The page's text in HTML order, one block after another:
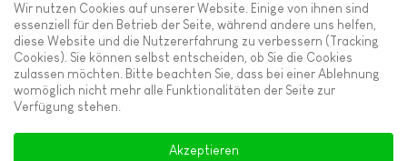
Wir nutzen Cookies auf unserer Website. Einige von ihnen sind
essenziell für den Betrieb der Seite, während andere uns helfen,
diese Website und die Nutzererfahrung zu verbessern (Tracking
Cookies). Sie können selbst entscheiden, ob Sie die Cookies
zulassen möchten. Bitte beachten Sie, dass bei einer Ablehnung
womöglich nicht mehr alle Funktionalitäten der Seite zur
Verfügung stehen.
Akzeptieren